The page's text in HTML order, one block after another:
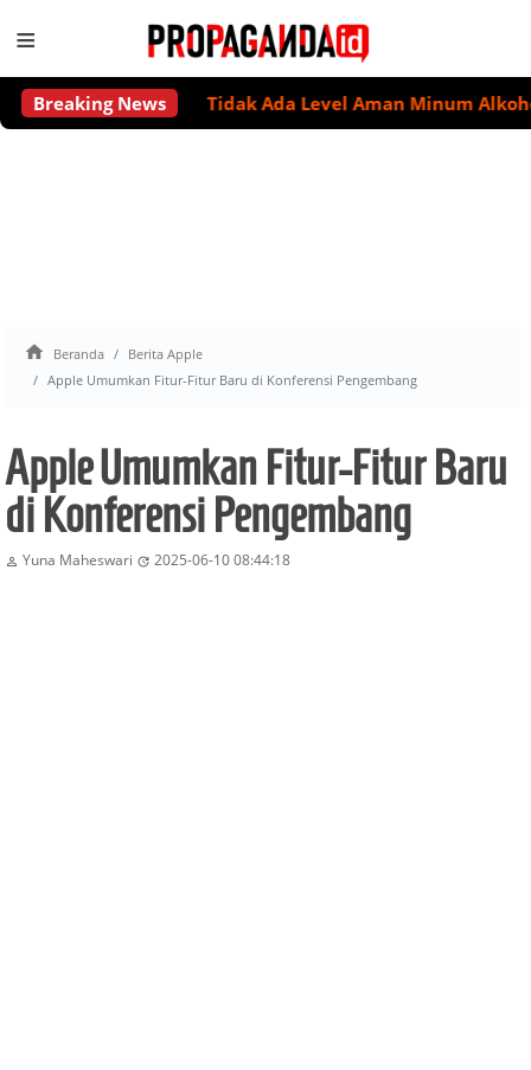
≡
Breaking NewsTidak Ada Level Aman Minum Alkohol
 Beranda
Berita Apple
Apple Umumkan Fitur-Fitur Baru di Konferensi Pengembang
Apple Umumkan Fitur-Fitur Baru
di Konferensi Pengembang
 Yuna Maheswari  2025-06-10 08:44:18